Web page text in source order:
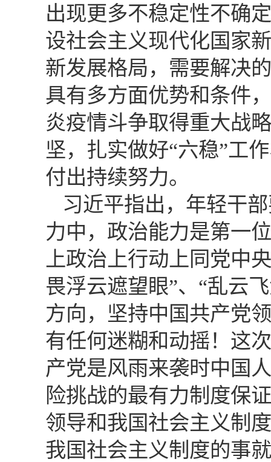
出现更多不稳定性不确
设社会主义现代化国家
新发展格局，需要解决
具有多方面优势和条件
炎疫情斗争取得重大战
坚，扎实做好“六稳”工
付出持续努力。
习近平指出，年轻干
力中，政治能力是第一
上政治上行动上同党中
畏浮云遮望眼”、“乱云
方向，坚持中国共产党
有任何迷糊和动摇！这
产党是风雨来袭时中国
险挑战的最有力制度保
领导和我国社会主义制
我国社会主义制度的事